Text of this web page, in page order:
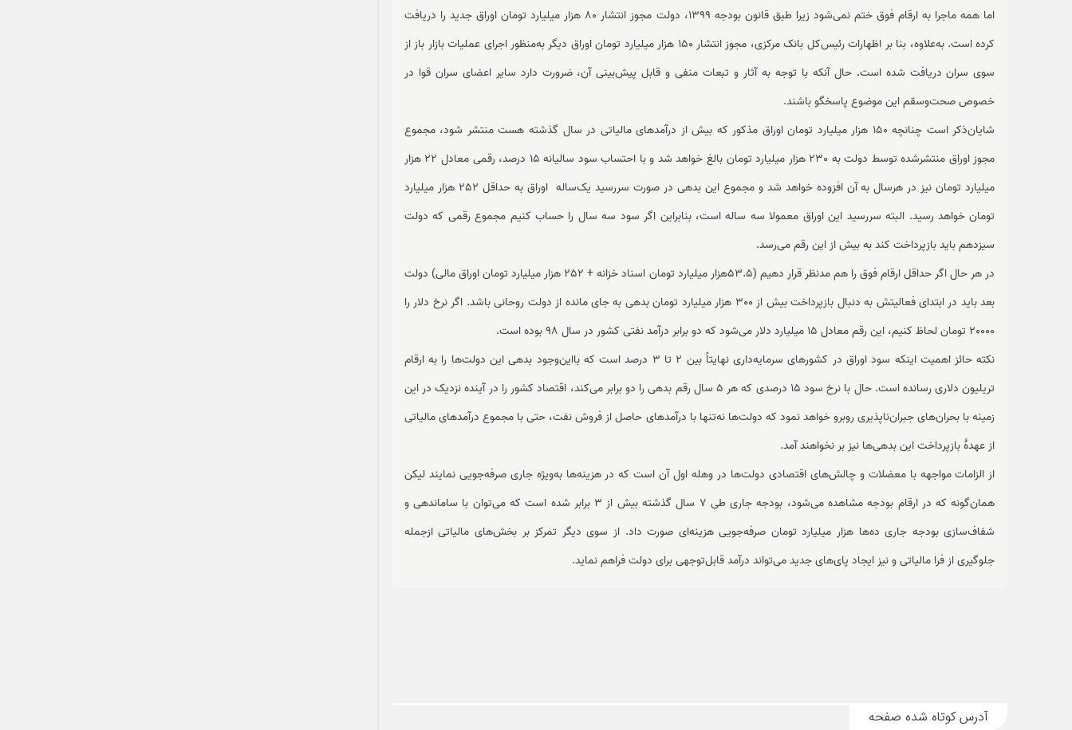
اما همه ماجرا به ارقام فوق ختم نمی‌شود زیرا طبق قانون بودجه 1399، دولت مجوز انتشار 80 هزار میلیارد تومان اوراق جدید را دریافت
کرده است. به‌علاوه، بنا بر اظهارات رئیس‌کل بانک مرکزی، مجوز انتشار 150 هزار میلیارد تومان اوراق دیگر به‌منظور اجرای عملیات بازار باز از
سوی سران دریافت شده است. حال آنکه با توجه به آثار و تبعات منفی و قابل پیش‌بینی آن، ضرورت دارد سایر اعضای سران قوا در
خصوص صحت‌وسقم این موضوع پاسخگو باشند.
شایان‌ذکر است چنانچه 150 هزار میلیارد تومان اوراق مذکور که بیش از درآمدهای مالیاتی در سال گذشته هست منتشر شود، مجموع
مجوز اوراق منتشرشده توسط دولت به 230 هزار میلیارد تومان بالغ خواهد شد و با احتساب سود سالیانه 15 درصد، رقمی معادل 22 هزار
میلیارد تومان نیز در هرسال به آن افزوده خواهد شد و مجموع این بدهی در صورت سررسید یک‌ساله اوراق به حداقل 252 هزار میلیارد
تومان خواهد رسید. البته سررسید این اوراق معمولا سه ساله است، بنابراین اگر سود سه سال را حساب کنیم مجموع رقمی که دولت
سیزدهم باید بازپرداخت کند به بیش از این رقم می‌رسد.
در هر حال اگر حداقل ارقام فوق را هم مدنظر قرار دهیم (53.5هزار میلیارد تومان اسناد خزانه + 252 هزار میلیارد تومان اوراق مالی) دولت
بعد باید در ابتدای فعالیتش به دنبال بازپرداخت بیش از 300 هزار میلیارد تومان بدهی به جای مانده از دولت روحانی باشد. اگر نرخ دلار را
20000 تومان لحاظ کنیم، این رقم معادل 15 میلیارد دلار می‌شود که دو برابر درآمد نفتی کشور در سال 98 بوده است.
نکته حائز اهمیت اینکه سود اوراق در کشورهای سرمایه‌داری نهایتاً بین 2 تا 3 درصد است که بااین‌وجود بدهی این دولت‌ها را به ارقام
تریلیون دلاری رسانده است. حال با نرخ سود 15 درصدی که هر 5 سال رقم بدهی را دو برابر می‌کند، اقتصاد کشور را در آینده نزدیک در این
زمینه با بحران‌های جبران‌ناپذیری روبرو خواهد نمود که دولت‌ها نه‌تنها با درآمدهای حاصل از فروش نفت، حتی با مجموع درآمدهای مالیاتی
از عهدهٔ بازپرداخت این بدهی‌ها نیز بر نخواهند آمد.
از الزامات مواجهه با معضلات و چالش‌های اقتصادی دولت‌ها در وهله اول آن است که در هزینه‌ها به‌ویژه جاری صرفه‌جویی نمایند لیکن
همان‌گونه که در ارقام بودجه مشاهده می‌شود، بودجه جاری طی 7 سال گذشته بیش از 3 برابر شده است که می‌توان با ساماندهی و
شفاف‌سازی بودجه جاری ده‌ها هزار میلیارد تومان صرفه‌جویی هزینه‌ای صورت داد. از سوی دیگر تمرکز بر بخش‌های مالیاتی ازجمله
جلوگیری از فرا مالیاتی و نیز ایجاد پای‌های جدید می‌تواند درآمد قابل‌توجهی برای دولت فراهم نماید.
آدرس کوتاه شده صفحه